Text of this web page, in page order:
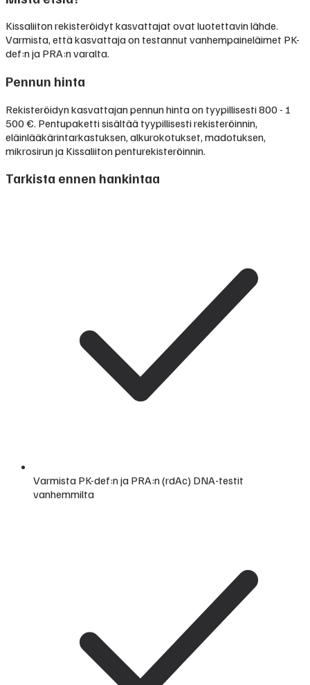
Kissaliiton rekisteröidyt kasvattajat ovat luotettavin lähde.
Varmista, että kasvattaja on testannut vanhempaineläimet PK-
def:n ja PRA:n varalta.
Pennun hinta
Rekisteröidyn kasvattajan pennun hinta on tyypillisesti800 - 1
500 €. Pentupaketti sisältää tyypillisesti rekisteröinnin,
eläinlääkärintarkastuksen, alkurokotukset, madotuksen,
mikrosirun ja Kissaliiton penturekisteröinnin.
Tarkista ennen hankintaa
Varmista PK-def:n ja PRA:n (rdAc) DNA-testit
vanhemmilta